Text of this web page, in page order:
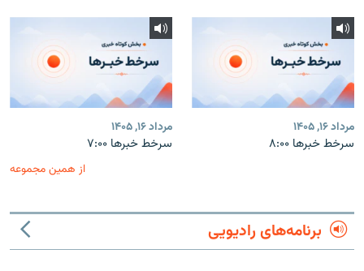
مرداد ۱۶, ۱۴۰۵
سرخط خبرها ۸:۰۰
مرداد ۱۶, ۱۴۰۵
سرخط خبرها ۷:۰۰
از همین مجموعه
برنامه‌های رادیویی